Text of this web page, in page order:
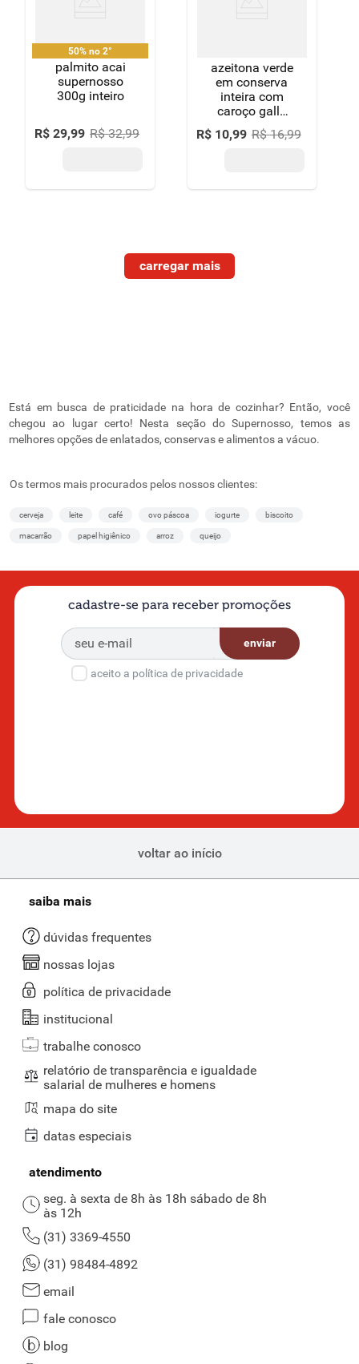
50% no 2°
palmito acai
supernosso
300g inteiro
R$ 29,99 R$ 32,99
azeitona verde
em conserva
inteira com
caroço gallo
vidro peso
líquido 340g
R$ 10,99 R$ 16,99
Está em busca de praticidade na hora de cozinhar? Então, você
chegou ao lugar certo! Nesta seção do Supernosso, temos as
melhores opções de enlatados, conservas e alimentos a vácuo.
Os termos mais procurados pelos nossos clientes:
cerveja leite café ovo páscoa iogurte biscoito
macarrão papel higiênico arroz queijo
cadastre-se para receber promoções
enviar
aceito a política de privacidade
voltar ao início
saiba mais
dúvidas frequentes
nossas lojas
política de privacidade
institucional
trabalhe conosco
relatório de transparência e igualdade
salarial de mulheres e homens
mapa do site
datas especiais
atendimento
seg. à sexta de 8h às 18h sábado de 8h
às 12h
(31) 3369-4550
(31) 98484-4892
email
fale conosco
blog